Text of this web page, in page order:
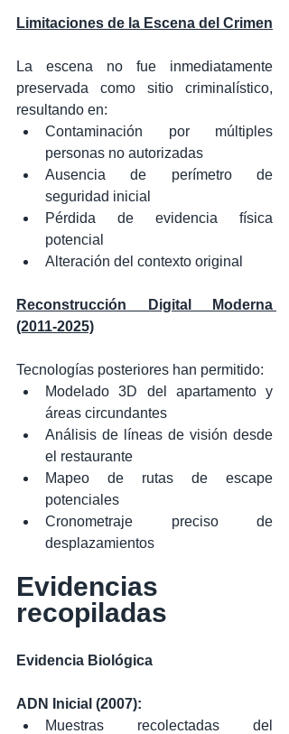
Limitaciones de la Escena del Crimen
La escena no fue inmediatamente
preservada como sitio criminalístico,
resultando en:
Contaminación por múltiples
personas no autorizadas
Ausencia de perímetro de
seguridad inicial
Pérdida de evidencia física
potencial
Alteración del contexto original
Reconstrucción Digital Moderna
(2011-2025)
Tecnologías posteriores han permitido:
Modelado 3D del apartamento y
áreas circundantes
Análisis de líneas de visión desde
el restaurante
Mapeo de rutas de escape
potenciales
Cronometraje preciso de
desplazamientos
Evidencias
recopiladas
Evidencia Biológica
ADN Inicial (2007):
Muestras recolectadas del